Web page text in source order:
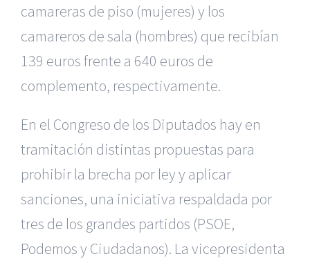
camareras de piso (mujeres) y los
camareros de sala (hombres) que recibían
139 euros frente a 640 euros de
complemento, respectivamente.
En el Congreso de los Diputados hay en
tramitación distintas propuestas para
prohibir la brecha por ley y aplicar
sanciones, una iniciativa respaldada por
tres de los grandes partidos (PSOE,
Podemos y Ciudadanos). La vicepresidenta